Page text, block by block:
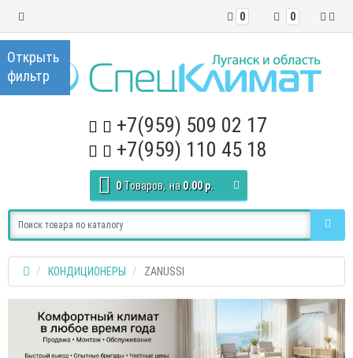
0
0
+7(959) 509 02 17
+7(959) 110 45 18
0 Tоваров, на 0.00 р.
КОНДИЦИОНЕРЫ ZANUSSI